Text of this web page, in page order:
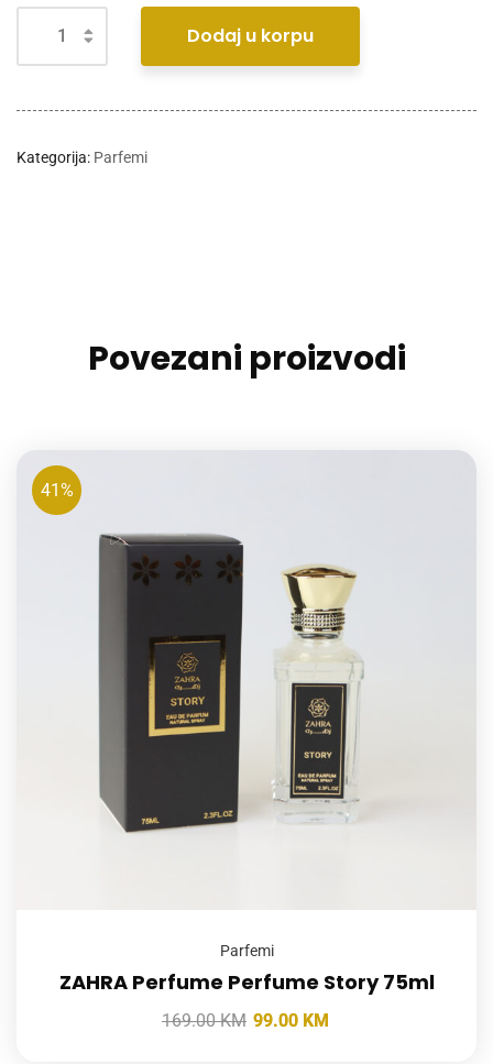
Dodaj u korpu
Kategorija: Parfemi
Povezani proizvodi
41%
Parfemi
ZAHRA Perfume Perfume Story 75ml
169.00KM 99.00 KM